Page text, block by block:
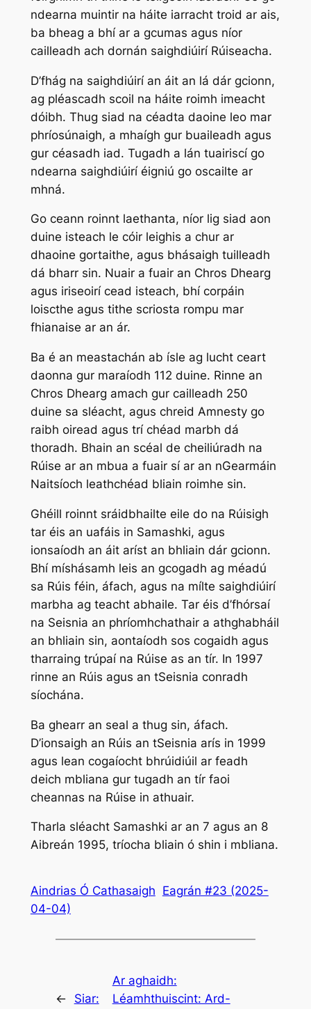
ndearna muintir na háite iarracht troid ar ais,
ba bheag a bhí ar a gcumas agus níor
cailleadh ach dornán saighdiúirí Rúiseacha.
D’fhág na saighdiúirí an áit an lá dár gcionn,
ag pléascadh scoil na háite roimh imeacht
dóibh. Thug siad na céadta daoine leo mar
phríosúnaigh, a mhaígh gur buaileadh agus
gur céasadh iad. Tugadh a lán tuairiscí go
ndearna saighdiúirí éigniú go oscailte ar
mhná.
Go ceann roinnt laethanta, níor lig siad aon
duine isteach le cóir leighis a chur ar
dhaoine gortaithe, agus bhásaigh tuilleadh
dá bharr sin. Nuair a fuair an Chros Dhearg
agus iriseoirí cead isteach, bhí corpáin
loiscthe agus tithe scriosta rompu mar
fhianaise ar an ár.
Ba é an meastachán ab ísle ag lucht ceart
daonna gur maraíodh 112 duine. Rinne an
Chros Dhearg amach gur cailleadh 250
duine sa sléacht, agus chreid Amnesty go
raibh oiread agus trí chéad marbh dá
thoradh. Bhain an scéal de cheiliúradh na
Rúise ar an mbua a fuair sí ar an nGearmáin
Naitsíoch leathchéad bliain roimhe sin.
Ghéill roinnt sráidbhailte eile do na Rúisigh
tar éis an uafáis in Samashki, agus
ionsaíodh an áit aríst an bhliain dár gcionn.
Bhí míshásamh leis an gcogadh ag méadú
sa Rúis féin, áfach, agus na mílte saighdiúirí
marbha ag teacht abhaile. Tar éis d’fhórsaí
na Seisnia an phríomhchathair a athghabháil
an bhliain sin, aontaíodh sos cogaidh agus
tharraing trúpaí na Rúise as an tír. In 1997
rinne an Rúis agus an tSeisnia conradh
síochána.
Ba ghearr an seal a thug sin, áfach.
D’ionsaigh an Rúis an tSeisnia arís in 1999
agus lean cogaíocht bhrúidiúil ar feadh
deich mbliana gur tugadh an tír faoi
cheannas na Rúise in athuair.
Tharla sléacht Samashki ar an 7 agus an 8
Aibreán 1995, tríocha bliain ó shin i mbliana.
Aindrias Ó Cathasaigh Eagrán #23 (2025-
04-04)
←
Siar:
Ar aghaidh:
Léamhthuiscint: Ard-